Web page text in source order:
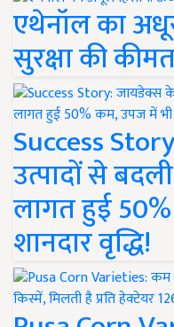
एथेनॉल का
सुरक्षा की
Success
उत्पादों से
लागत हुई
शानदार वृद्धि!